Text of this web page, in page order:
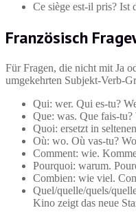
Ce siège est-il pris? Ist
Französisch
Für Fragen, die nicht mit Ja
umgekehrten Subjekt-Verb-
Qui: wer. Qui es-tu?
Que: was. Que fais-tu?
Quoi: ersetzt in
Où: wo. Où vas-tu?
Comment: wie.
Pourquoi: warum.
Combien: wie viel.
Quel/quelle/quels/
Kino zeigt das neue